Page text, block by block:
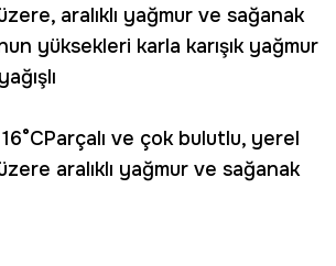
aralıklı yağmur ve sağanak
yüksekleri karla karışık yağmur
16°CParçalı ve çok bulutlu, yerel
aralıklı yağmur ve sağanak